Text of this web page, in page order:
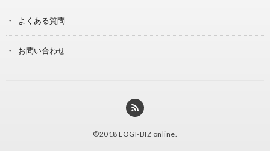
よくある質問
お問い合わせ
©2018 LOGI-BIZ online